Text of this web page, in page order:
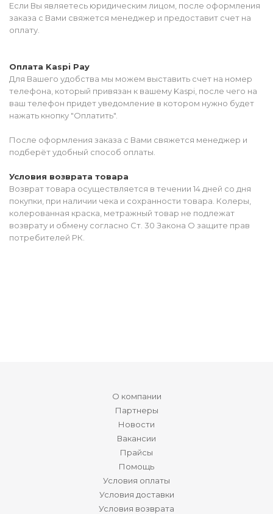
Если Вы являетесь юридическим лицом, после оформления
заказа с Вами свяжется менеджер и предоставит счет на
оплату.
Оплата Kaspi Pay
Для Вашего удобства мы можем выставить счет на номер
телефона, который привязан к вашему Kaspi, после чего на
ваш телефон придет уведомление в котором нужно будет
нажать кнопку "Оплатить".
После оформления заказа с Вами свяжется менеджер и
подберёт удобный способ оплаты.
Условия возврата товара
Возврат товара осуществляется в течении 14 дней со дня
покупки, при наличии чека и сохранности товара. Колеры,
колерованная краска, метражный товар не подлежат
возврату и обмену согласно Ст. 30 Закона О защите прав
потребителей РК.
О компании
Партнеры
Новости
Вакансии
Прайсы
Помощь
Условия оплаты
Условия доставки
Условия возврата